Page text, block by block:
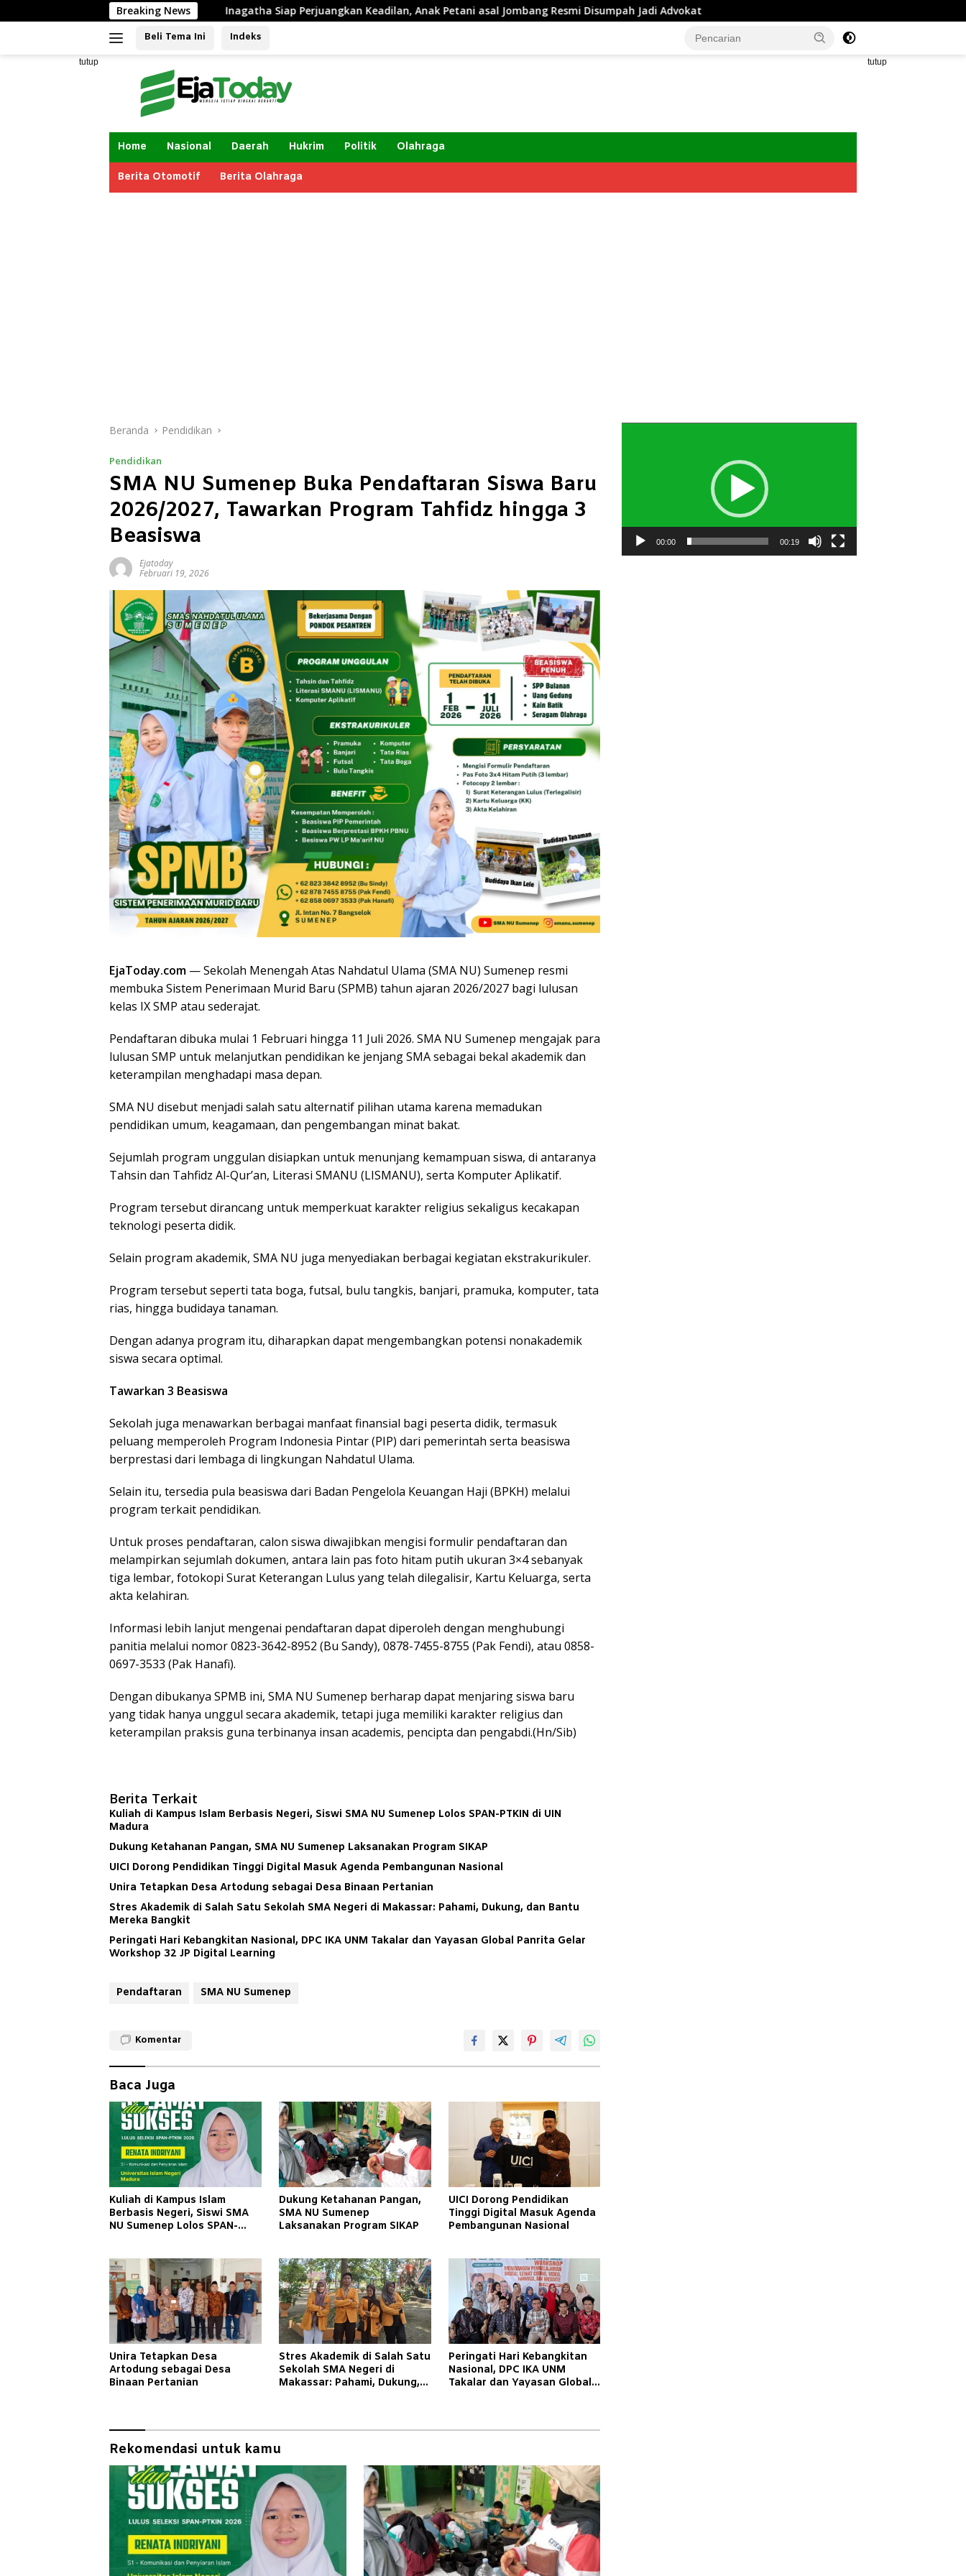
ke
Breaking News
Inagatha Siap Perjuangkan Keadilan, Anak Petani asal Jombang Resmi Disumpah Jadi Advokat
Beli Tema Ini Indeks
tutup tutup
Home Nasional Daerah Hukrim Politik Olahraga
Berita Otomotif Berita Olahraga
Beranda Pendidikan
Pendidikan
SMA NU Sumenep Buka Pendaftaran Siswa Baru
2026/2027, Tawarkan Program Tahfidz hingga 3
Beasiswa
Ejatoday
Februari 19, 2026
EjaToday.com — Sekolah Menengah Atas Nahdatul Ulama (SMA NU) Sumenep resmi
membuka Sistem Penerimaan Murid Baru (SPMB) tahun ajaran 2026/2027 bagi lulusan
kelas IX SMP atau sederajat.
Pendaftaran dibuka mulai 1 Februari hingga 11 Juli 2026. SMA NU Sumenep mengajak para
lulusan SMP untuk melanjutkan pendidikan ke jenjang SMA sebagai bekal akademik dan
keterampilan menghadapi masa depan.
SMA NU disebut menjadi salah satu alternatif pilihan utama karena memadukan
pendidikan umum, keagamaan, dan pengembangan minat bakat.
Sejumlah program unggulan disiapkan untuk menunjang kemampuan siswa, di antaranya
Tahsin dan Tahfidz Al-Qur’an, Literasi SMANU (LISMANU), serta Komputer Aplikatif.
Program tersebut dirancang untuk memperkuat karakter religius sekaligus kecakapan
teknologi peserta didik.
Selain program akademik, SMA NU juga menyediakan berbagai kegiatan ekstrakurikuler.
Program tersebut seperti tata boga, futsal, bulu tangkis, banjari, pramuka, komputer, tata
rias, hingga budidaya tanaman.
Dengan adanya program itu, diharapkan dapat mengembangkan potensi nonakademik
siswa secara optimal.
Tawarkan 3 Beasiswa
Sekolah juga menawarkan berbagai manfaat finansial bagi peserta didik, termasuk
peluang memperoleh Program Indonesia Pintar (PIP) dari pemerintah serta beasiswa
berprestasi dari lembaga di lingkungan Nahdatul Ulama.
Selain itu, tersedia pula beasiswa dari Badan Pengelola Keuangan Haji (BPKH) melalui
program terkait pendidikan.
Untuk proses pendaftaran, calon siswa diwajibkan mengisi formulir pendaftaran dan
melampirkan sejumlah dokumen, antara lain pas foto hitam putih ukuran 3×4 sebanyak
tiga lembar, fotokopi Surat Keterangan Lulus yang telah dilegalisir, Kartu Keluarga, serta
akta kelahiran.
Informasi lebih lanjut mengenai pendaftaran dapat diperoleh dengan menghubungi
panitia melalui nomor 0823-3642-8952 (Bu Sandy), 0878-7455-8755 (Pak Fendi), atau 0858-
0697-3533 (Pak Hanafi).
Dengan dibukanya SPMB ini, SMA NU Sumenep berharap dapat menjaring siswa baru
yang tidak hanya unggul secara akademik, tetapi juga memiliki karakter religius dan
keterampilan praksis guna terbinanya insan academis, pencipta dan pengabdi.(Hn/Sib)
Berita Terkait
Kuliah di Kampus Islam Berbasis Negeri, Siswi SMA NU Sumenep Lolos SPAN-PTKIN di UIN
Madura
Dukung Ketahanan Pangan, SMA NU Sumenep Laksanakan Program SIKAP
UICI Dorong Pendidikan Tinggi Digital Masuk Agenda Pembangunan Nasional
Unira Tetapkan Desa Artodung sebagai Desa Binaan Pertanian
Stres Akademik di Salah Satu Sekolah SMA Negeri di Makassar: Pahami, Dukung, dan Bantu
Mereka Bangkit
Peringati Hari Kebangkitan Nasional, DPC IKA UNM Takalar dan Yayasan Global Panrita Gelar
Workshop 32 JP Digital Learning
Pendaftaran SMA NU Sumenep
Komentar
Baca Juga
Kuliah di Kampus Islam
Berbasis Negeri, Siswi SMA
NU Sumenep Lolos SPAN-
Dukung Ketahanan Pangan,
SMA NU Sumenep
Laksanakan Program SIKAP
UICI Dorong Pendidikan
Tinggi Digital Masuk Agenda
Pembangunan Nasional
Unira Tetapkan Desa
Artodung sebagai Desa
Binaan Pertanian
Stres Akademik di Salah Satu
Sekolah SMA Negeri di
Makassar: Pahami, Dukung,
Peringati Hari Kebangkitan
Nasional, DPC IKA UNM
Takalar dan Yayasan Global
Rekomendasi untuk kamu
00:00 00:19